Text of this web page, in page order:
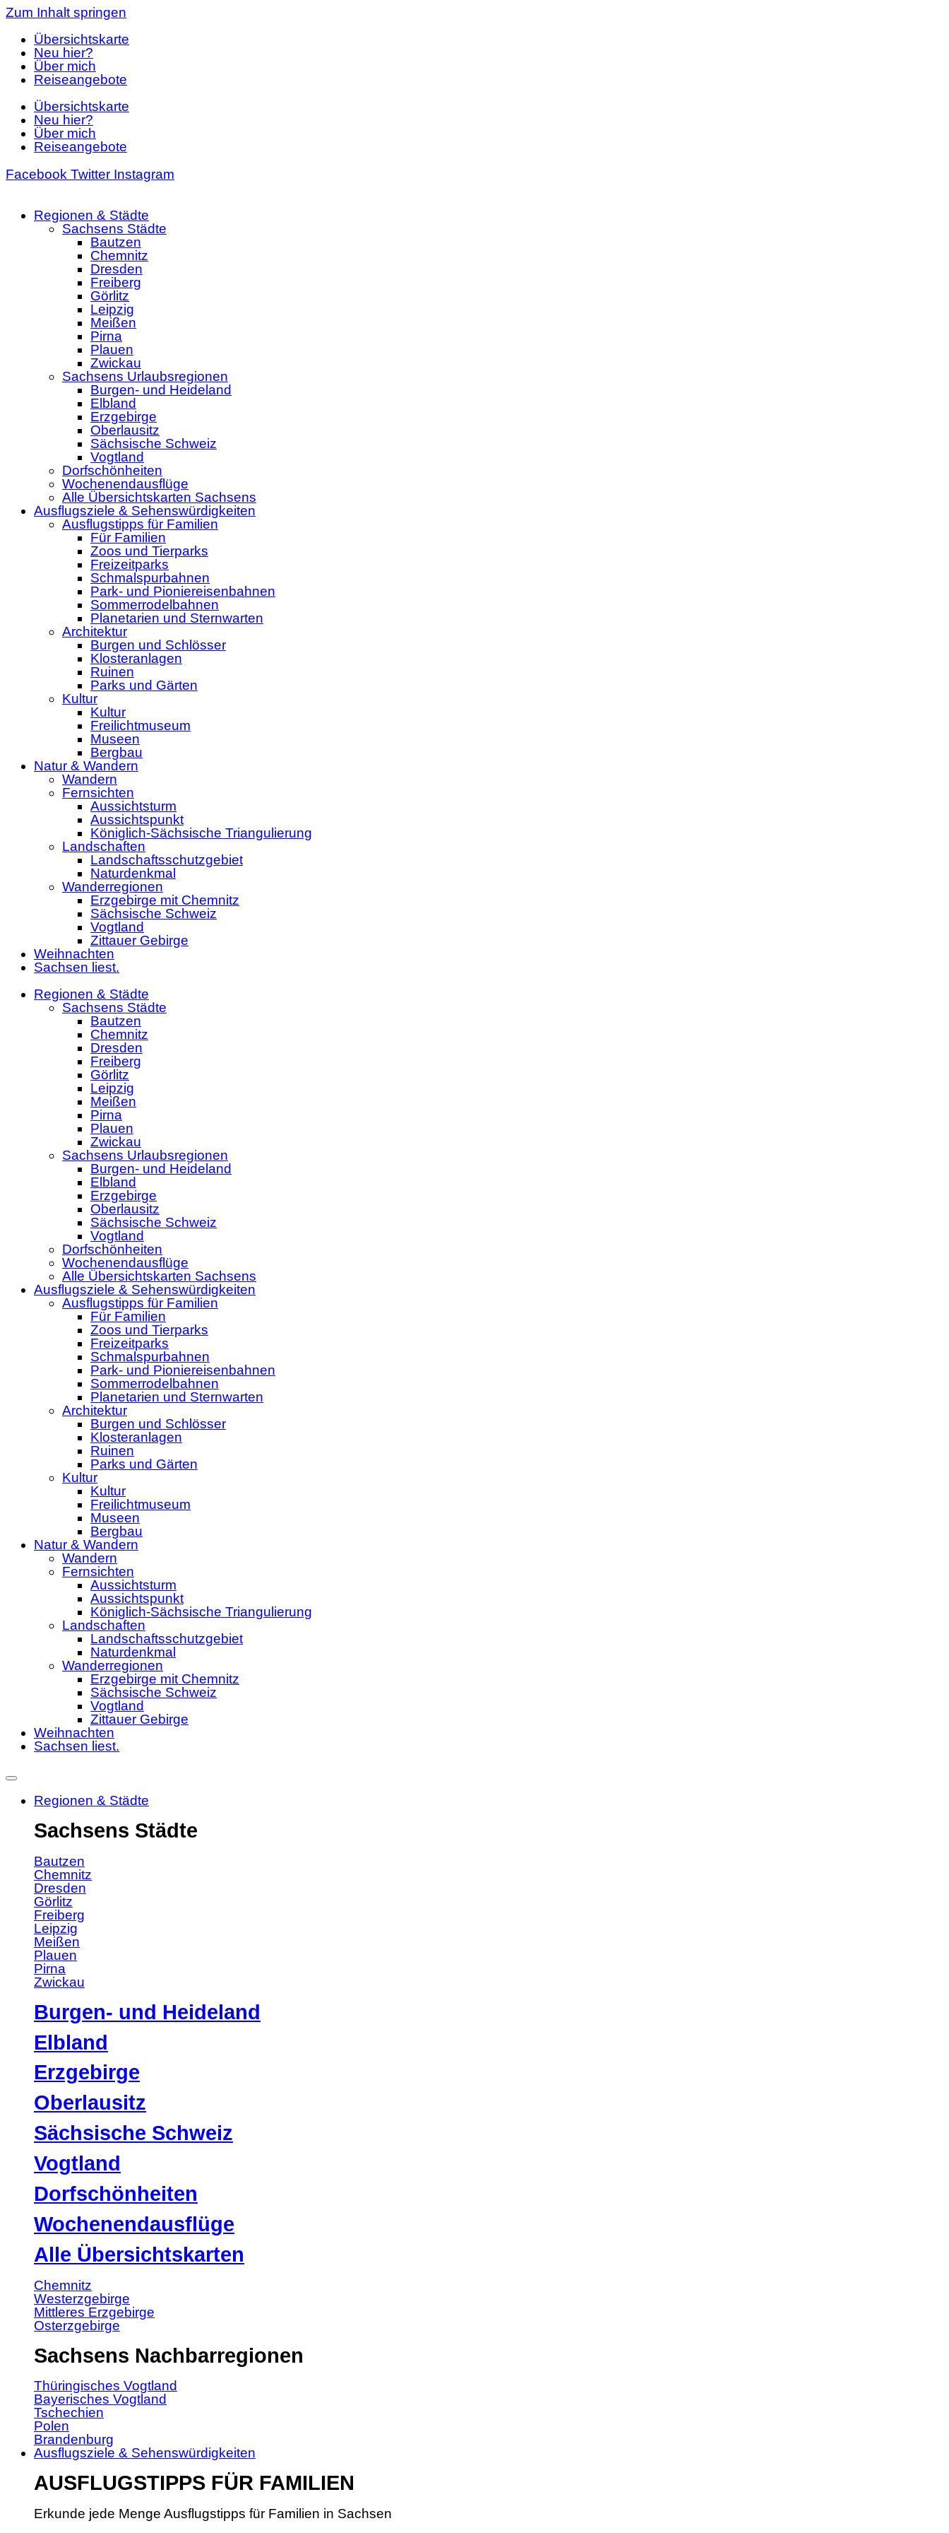
Zum Inhalt springen
Übersichtskarte
Neu hier?
Über mich
Reiseangebote
Übersichtskarte
Neu hier?
Über mich
Reiseangebote
Facebook Twitter Instagram
Regionen & Städte
Sachsens Städte
Bautzen
Chemnitz
Dresden
Freiberg
Görlitz
Leipzig
Meißen
Pirna
Plauen
Zwickau
Sachsens Urlaubsregionen
Burgen- und Heideland
Elbland
Erzgebirge
Oberlausitz
Sächsische Schweiz
Vogtland
Dorfschönheiten
Wochenendausflüge
Alle Übersichtskarten Sachsens
Ausflugsziele & Sehenswürdigkeiten
Ausflugstipps für Familien
Für Familien
Zoos und Tierparks
Freizeitparks
Schmalspurbahnen
Park- und Pioniereisenbahnen
Sommerrodelbahnen
Planetarien und Sternwarten
Architektur
Burgen und Schlösser
Klosteranlagen
Ruinen
Parks und Gärten
Kultur
Kultur
Freilichtmuseum
Museen
Bergbau
Natur & Wandern
Wandern
Fernsichten
Aussichtsturm
Aussichtspunkt
Königlich-Sächsische Triangulierung
Landschaften
Landschaftsschutzgebiet
Naturdenkmal
Wanderregionen
Erzgebirge mit Chemnitz
Sächsische Schweiz
Vogtland
Zittauer Gebirge
Weihnachten
Sachsen liest.
Regionen & Städte
Sachsens Städte
Bautzen
Chemnitz
Dresden
Freiberg
Görlitz
Leipzig
Meißen
Pirna
Plauen
Zwickau
Sachsens Urlaubsregionen
Burgen- und Heideland
Elbland
Erzgebirge
Oberlausitz
Sächsische Schweiz
Vogtland
Dorfschönheiten
Wochenendausflüge
Alle Übersichtskarten Sachsens
Ausflugsziele & Sehenswürdigkeiten
Ausflugstipps für Familien
Für Familien
Zoos und Tierparks
Freizeitparks
Schmalspurbahnen
Park- und Pioniereisenbahnen
Sommerrodelbahnen
Planetarien und Sternwarten
Architektur
Burgen und Schlösser
Klosteranlagen
Ruinen
Parks und Gärten
Kultur
Kultur
Freilichtmuseum
Museen
Bergbau
Natur & Wandern
Wandern
Fernsichten
Aussichtsturm
Aussichtspunkt
Königlich-Sächsische Triangulierung
Landschaften
Landschaftsschutzgebiet
Naturdenkmal
Wanderregionen
Erzgebirge mit Chemnitz
Sächsische Schweiz
Vogtland
Zittauer Gebirge
Weihnachten
Sachsen liest.
Regionen & Städte
Sachsens Städte
Bautzen
Chemnitz
Dresden
Görlitz
Freiberg
Leipzig
Meißen
Plauen
Pirna
Zwickau
Burgen- und Heideland
Elbland
Erzgebirge
Oberlausitz
Sächsische Schweiz
Vogtland
Dorfschönheiten
Wochenendausflüge
Alle Übersichtskarten
Chemnitz
Westerzgebirge
Mittleres Erzgebirge
Osterzgebirge
Sachsens Nachbarregionen
Thüringisches Vogtland
Bayerisches Vogtland
Tschechien
Polen
Brandenburg
Ausflugsziele & Sehenswürdigkeiten
AUSFLUGSTIPPS FÜR FAMILIEN
Erkunde jede Menge Ausflugstipps für Familien in Sachsen